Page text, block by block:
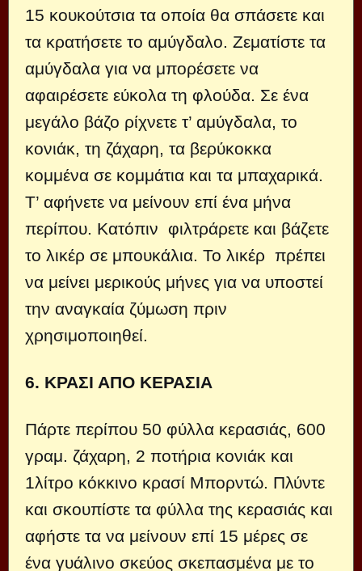
15 κουκούτσια τα οποία θα σπάσετε και
τα κρατήσετε το αμύγδαλο. Ζεματίστε τα
αμύγδαλα για να μπορέσετε να
αφαιρέσετε εύκολα τη φλούδα. Σε ένα
μεγάλο βάζο ρίχνετε τ’ αμύγδαλα, το
κονιάκ, τη ζάχαρη, τα βερύκοκκα
κομμένα σε κομμάτια και τα μπαχαρικά.
Τ’ αφήνετε να μείνουν επί ένα μήνα
περίπου. Κατόπιν φιλτράρετε και βάζετε
το λικέρ σε μπουκάλια. Το λικέρ πρέπει
να μείνει μερικούς μήνες για να υποστεί
την αναγκαία ζύμωση πριν
χρησιμοποιηθεί.
6. ΚΡΑΣΙ ΑΠΟ ΚΕΡΑΣΙΑ
Πάρτε περίπου 50 φύλλα κερασιάς, 600
γραμ. ζάχαρη, 2 ποτήρια κονιάκ και
1λίτρο κόκκινο κρασί Μπορντώ. Πλύντε
και σκουπίστε τα φύλλα της κερασιάς και
αφήστε τα να μείνουν επί 15 μέρες σε
ένα γυάλινο σκεύος σκεπασμένα με το